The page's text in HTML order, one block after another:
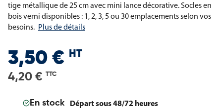
tige métallique de 25 cm avec mini lance décorative. Socles en
bois verni disponibles : 1, 2, 3, 5 ou 30 emplacements selon vos
besoins. Plus de détails
3,50 € HT
4,20 € TTC
En stock Départ sous 48/72 heures